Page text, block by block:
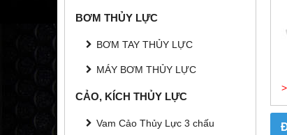
BƠM THỦY LỰC
BƠM TAY THỦY LỰC
MÁY BƠM THỦY LỰC
CẢO, KÍCH THỦY LỰC
Vam Cảo Thủy Lực 3 chấu